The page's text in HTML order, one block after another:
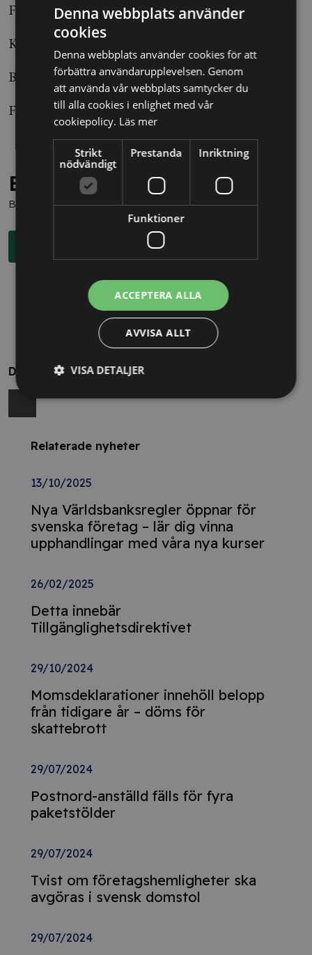
Författare: Hanna Frestro, Allt om Juridik
Källa: Blendow Lexnova
Beslut: Svea hovrätt T 3518-18
Foto: Leif R Jansson / SCANPIX
Behöver du juridisk hjälp?
Boka en kostnadsfri konsultation direkt via knappen nedan.
Dela
Relaterade nyheter
13/10/2025
Nya Världsbanksregler öppnar för
svenska företag – lär dig vinna
upphandlingar med våra nya kurser
26/02/2025
Detta innebär
Tillgänglighetsdirektivet
29/10/2024
Momsdeklarationer innehöll belopp
från tidigare år – döms för
skattebrott
29/07/2024
Postnord-anställd fälls för fyra
paketstölder
29/07/2024
Tvist om företagshemligheter ska
avgöras i svensk domstol
29/07/2024
Denna webbplats använder
cookies
Denna webbplats använder cookies för att
förbättra användarupplevelsen. Genom
att använda vår webbplats samtycker du
till alla cookies i enlighet med vår
cookiepolicy. Läs mer
Strikt
nödvändigt
Prestanda Inriktning
Funktioner
ACCEPTERA ALLA
AVVISA ALLT
VISA DETALJER